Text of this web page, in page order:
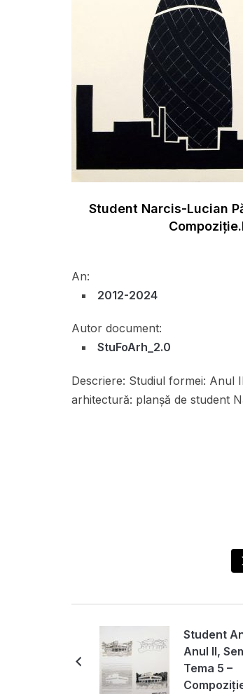
Student Narcis-Lucian
An:
2012-2024
Autor document:
StuFoArh_2.0
Descriere: Studiul formei: Anul
arhitectură: planșă de student
Student
Anul II,
Tema 5 –